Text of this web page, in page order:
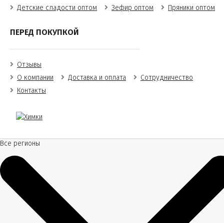
Детские сладости оптом
Зефир оптом Пряники оптом
ПЕРЕД ПОКУПКОЙ
Отзывы
О компании
Доставка и оплата
Сотрудничество
Контакты
Все регионы